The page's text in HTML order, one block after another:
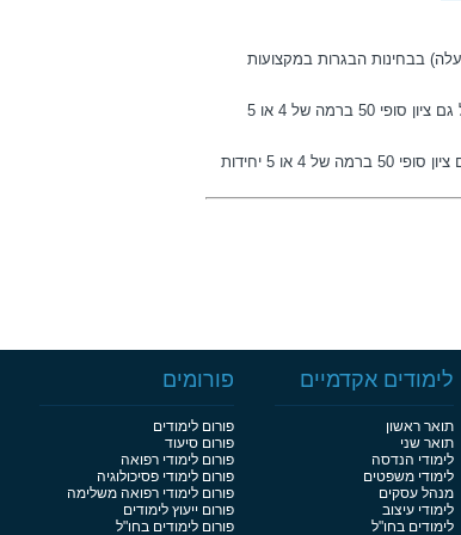
משרד החינוך על ציון סופי עובר (55 ומעלה) בבחינות הבגרות במקצועות
מתמטיקה - ברמה של 3 יחידות לפחות. יתקבל גם ציון סופי 50 ברמה של 4 או 5
אנגלית - ברמה של 3 יחידות לפחות. יתקבל גם ציון סופי 50 ברמה של 4 או 5 יחידות
על ידי הגורם המוסמך במה'ט
מתמטיקה, אנגלית ועברית
ה. שילוב של אישור ממשרד החינוך על ציון בגרות (55 ומעלה) בחלק מהמקצועות
קבלה (מתמטיקה אנגלית או
המוסמכים במה'ט או במשרד
אקדמית (למעט מכינה אקדמית
וכדומה) או מכינה
גבוהה, המהווה אישור לתנאי קבלה
לימודים אקדמיים
תואר ראשון
תואר שני
לימודי הנדסה
לימודי משפטים
מנהל עסקים
לימודי עיצוב
לימודים בחו"ל
פורומים
פורום לימודים
פורום סיעוד
פורום לימודי רפואה
פורום לימודי פסיכולוגיה
פורום לימודי רפואה משלימה
פורום ייעוץ לימודים
פורום לימודים בחו"ל